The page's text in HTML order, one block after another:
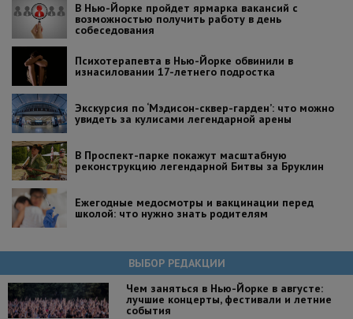
В Нью-Йорке пройдет ярмарка вакансий с
возможностью получить работу в день
собеседования
Психотерапевта в Нью-Йорке обвинили в
изнасиловании 17-летнего подростка
Экскурсия по ‘Мэдисон-сквер-гарден’: что можно
увидеть за кулисами легендарной арены
В Проспект-парке покажут масштабную
реконструкцию легендарной Битвы за Бруклин
Ежегодные медосмотры и вакцинации перед
школой: что нужно знать родителям
ВЫБОР РЕДАКЦИИ
Чем заняться в Нью-Йорке в августе:
лучшие концерты, фестивали и летние
события